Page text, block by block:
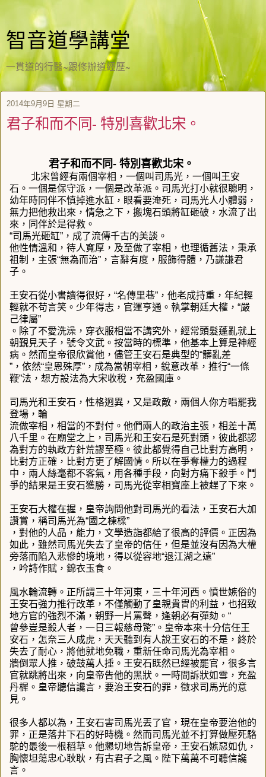
智音道學講堂
一貫道的行醫~跟修辦道經歷~
2014年9月9日 星期二
君子和而不同- 特別喜歡北宋。
君子和而不同- 特別喜歡北宋。
北宋曾經有兩個宰相，一個叫司馬光，一個叫王安
石。一個是保守派，一個是改革派。司馬光打小就很聰明，
幼年時同伴不慎掉進水缸，眼看要淹死，司馬光人小體弱，
無力把他救出來，情急之下，搬塊石頭將缸砸破，水流了出
來，同伴於是得救。
“司馬光砸缸”，成了流傳千古的美談。
他性情溫和，待人寬厚，及至做了宰相，也理循舊法，秉承
祖制，主張“無為而治”，言辭有度，服飾得體，乃謙謙君
子。
王安石從小書讀得很好，“名傳里巷”，他老成持重，年紀輕
輕就不苟言笑。少年得志，官運亨通。執掌朝廷大權，“嚴
己律屬”
。除了不愛洗澡，穿衣服相當不講究外，經常頭髮蓬亂就上
朝覲見天子，號令文武。按當時的標準，他基本上算是神經
病。然而皇帝很欣賞他，儘管王安石是典型的“髒亂差
”，依然“皇恩殊厚”，成為當朝宰相，銳意改革，推行“一條
鞭”法，想方設法為大宋收稅，充盈國庫。
司馬光和王安石，性格迥異，又是政敵，兩個人你方唱罷我
登場，輪​​
流做宰相，相當的不對付。他們兩人的政治主張，相差十萬
八千里。在廟堂之上，司馬光和王安石是死對頭，彼此都認
為對方的執政方針荒謬至極。彼此都覺得自己比對方高明，
比對方正確，比對方更了解國情。所以在爭奪權力的過程
中，兩人絲毫都不客氣，用各種手段，向對方痛下殺手。鬥
爭的結果是王安石獲勝，司馬光從宰相寶座上被趕了下來。
王安石大權在握，皇帝詢問他對司馬光的看法，王安石大加
讚賞，稱司馬光為“國之棟樑”
，對他的人品，能力，文學造詣都給了很高的評價。正因為
如此，雖然司馬光失去了皇帝的信任，但是並沒有因為大權
旁落而陷入悲慘的境地，得以從容地“退江湖之遠”
，吟詩作賦，錦衣玉食。
風水輪流轉。正所謂三十年河東，三十年河西。憤世嫉俗的
王安石強力推行改革，不僅觸動了皇親貴冑的利益，也招致
地方官的強烈不滿，朝野一片罵聲，逢朝必有彈劾。“
曾參豈是殺人者，一日三報慈母驚”。皇帝本來十分信任王
安石，怎奈三人成虎，天天聽到有人說王安石的不是，終於
失去了耐心，將他就地免職，重新任命司馬光為宰相。
牆倒眾人推，破鼓萬人捶。王安石既然已經被罷官，很多言
官就跳將出來，向皇帝告他的黑狀。一時間訴狀如雪，充盈
丹樨。皇帝聽信讒言，要治王安石的罪，徵求司馬光的意
見。
很多人都以為，王安石害司馬光丟了官，現在皇帝要治他的
罪，正是落井下石的好時機。然而司馬光並不打算做壓死駱
駝的最後一根稻草。他懇切地告訴皇帝，王安石嫉惡如仇，
胸懷坦蕩忠心耿耿，有古君子之風。陛下萬萬不可聽信讒
言。